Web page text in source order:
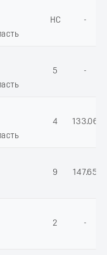
НС -
5 -
4 133.06
9 147.65
2 -